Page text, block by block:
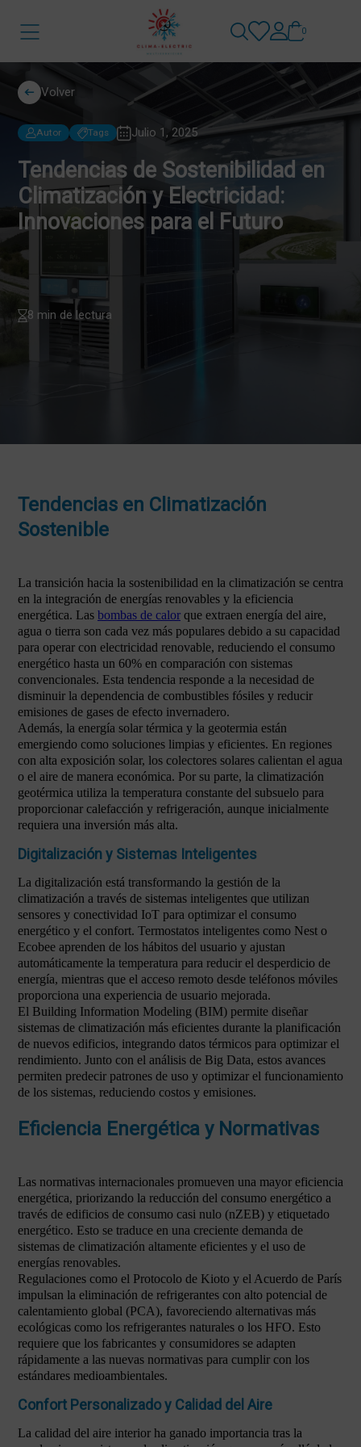
0
Volver
Autor Tags Julio 1, 2025
Tendencias de Sostenibilidad en
Climatización y Electricidad:
Innovaciones para el Futuro
8 min de lectura
Tendencias en Climatización
Sostenible
La transición hacia la sostenibilidad en la climatización se centra
en la integración de energías renovables y la eficiencia
energética. Las bombas de calor que extraen energía del aire,
agua o tierra son cada vez más populares debido a su capacidad
para operar con electricidad renovable, reduciendo el consumo
energético hasta un 60% en comparación con sistemas
convencionales. Esta tendencia responde a la necesidad de
disminuir la dependencia de combustibles fósiles y reducir
emisiones de gases de efecto invernadero.
Además, la energía solar térmica y la geotermia están
emergiendo como soluciones limpias y eficientes. En regiones
con alta exposición solar, los colectores solares calientan el agua
o el aire de manera económica. Por su parte, la climatización
geotérmica utiliza la temperatura constante del subsuelo para
proporcionar calefacción y refrigeración, aunque inicialmente
requiera una inversión más alta.
Digitalización y Sistemas Inteligentes
La digitalización está transformando la gestión de la
climatización a través de sistemas inteligentes que utilizan
sensores y conectividad IoT para optimizar el consumo
energético y el confort. Termostatos inteligentes como Nest o
Ecobee aprenden de los hábitos del usuario y ajustan
automáticamente la temperatura para reducir el desperdicio de
energía, mientras que el acceso remoto desde teléfonos móviles
proporciona una experiencia de usuario mejorada.
El Building Information Modeling (BIM) permite diseñar
sistemas de climatización más eficientes durante la planificación
de nuevos edificios, integrando datos térmicos para optimizar el
rendimiento. Junto con el análisis de Big Data, estos avances
permiten predecir patrones de uso y optimizar el funcionamiento
de los sistemas, reduciendo costos y emisiones.
Eficiencia Energética y Normativas
Las normativas internacionales promueven una mayor eficiencia
energética, priorizando la reducción del consumo energético a
través de edificios de consumo casi nulo (nZEB) y etiquetado
energético. Esto se traduce en una creciente demanda de
sistemas de climatización altamente eficientes y el uso de
energías renovables.
Regulaciones como el Protocolo de Kioto y el Acuerdo de París
impulsan la eliminación de refrigerantes con alto potencial de
calentamiento global (PCA), favoreciendo alternativas más
ecológicas como los refrigerantes naturales o los HFO. Esto
requiere que los fabricantes y consumidores se adapten
rápidamente a las nuevas normativas para cumplir con los
estándares medioambientales.
Confort Personalizado y Calidad del Aire
La calidad del aire interior ha ganado importancia tras la